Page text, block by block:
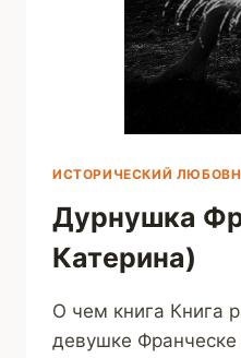
ИСТОРИЧЕСКИЙ
Дурнушка
Катерина)
О чем книга Книга
девушке